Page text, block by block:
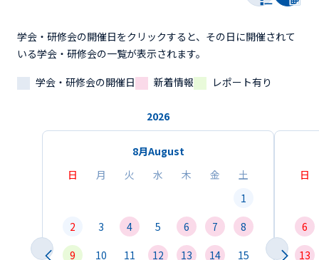
学会・研修会の開催日をクリックすると、その日に開催されて
いる学会・研修会の一覧が表示されます。
学会・研修会の開催日
新着情報 レポート有り
2026
8月August
日
月 火 水 木 金
土
1
2
3 4 5 6 7
8
9
10 11 12 13 14
15
日
6
13